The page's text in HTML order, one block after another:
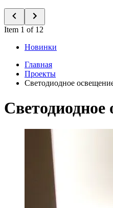
Item 1 of 12
Новинки
Главная
Проекты
Светодиодное
Светодиодное